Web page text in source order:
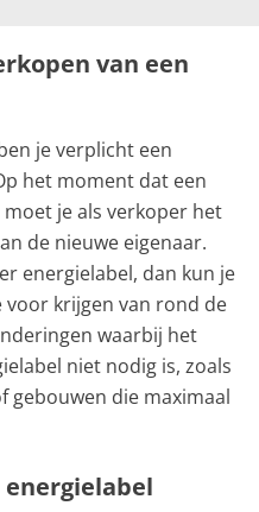
van een
je verplicht een
het moment dat een
je als verkoper het
de nieuwe eigenaar.
energielabel, dan kun je
krijgen van rond de
waarbij het
niet nodig is, zoals
gebouwen die maximaal
energielabel